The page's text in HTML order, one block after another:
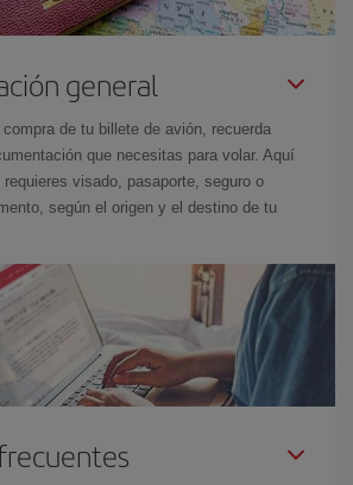
general
de tu billete de avión, recuerda
que necesitas para volar. Aquí
visado, pasaporte, seguro o
según el origen y el destino de tu